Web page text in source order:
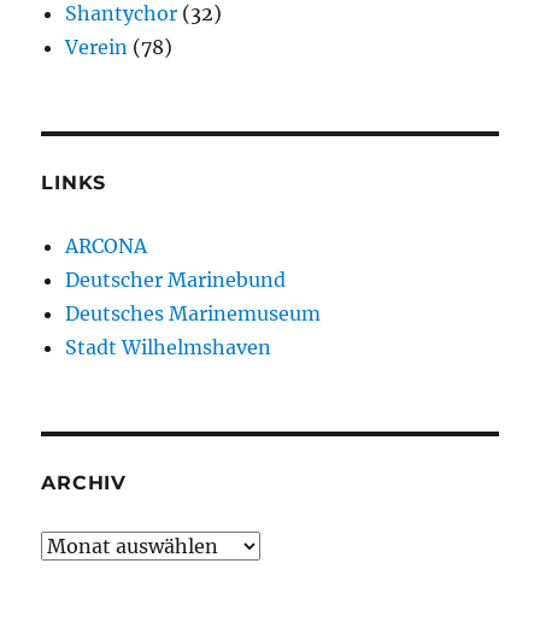
Shantychor (32)
Verein (78)
LINKS
ARCONA
Deutscher Marinebund
Deutsches Marinemuseum
Stadt Wilhelmshaven
ARCHIV
Archiv